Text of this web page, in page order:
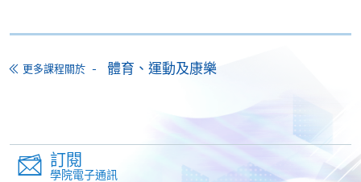
申請
更多課程關於 體育、運動及康樂
訂閱
學院電子通訊